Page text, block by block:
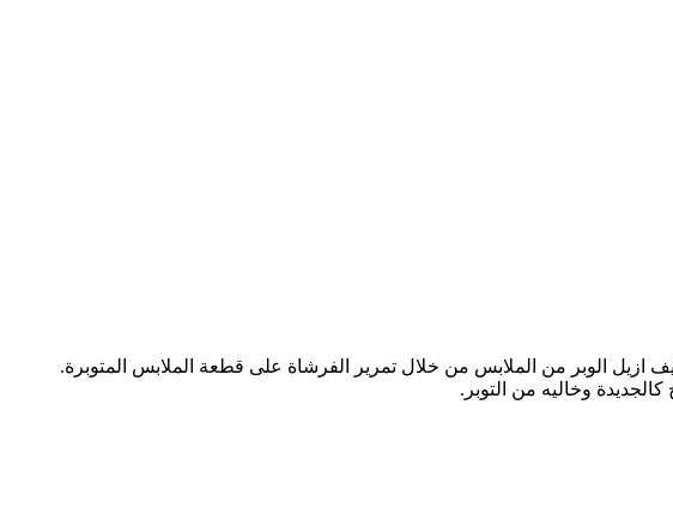
الوبر من الملابس من خلال تمرير الفرشاة على قطعة الملابس المتوبرة.
وخاليه من التوبر.